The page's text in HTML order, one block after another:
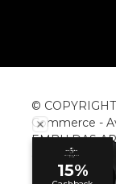
©
Commerce -
EMBU DAS
CNPJ: